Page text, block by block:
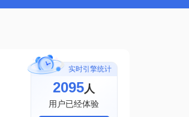
实时引擎统计
2099人
用户已经体验